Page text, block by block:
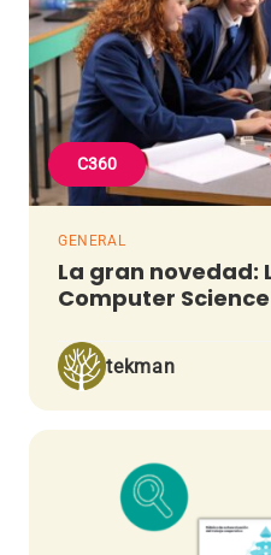
C360
GENERAL
La gran novedad:
Computer
tekman